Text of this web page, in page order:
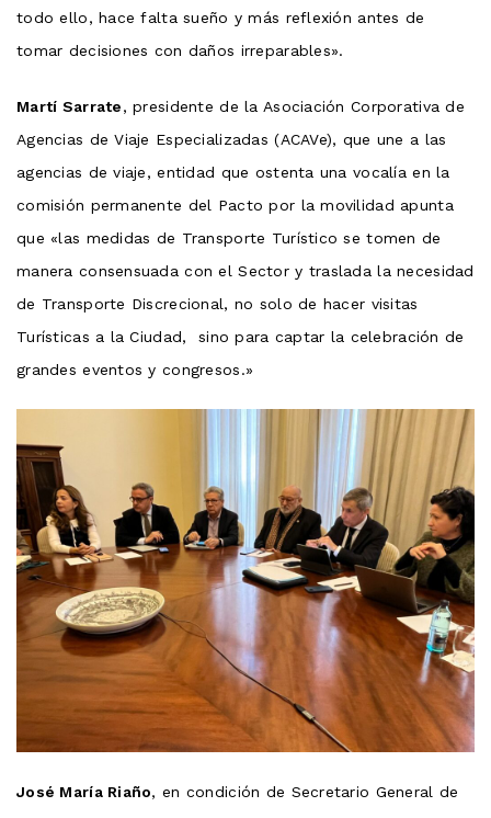
todo ello, hace falta sueño y más reflexión antes de
tomar decisiones con daños irreparables».
Martí Sarrate, presidente de la Asociación Corporativa de
Agencias de Viaje Especializadas (ACAVe), que une a las
agencias de viaje, entidad que ostenta una vocalía en la
comisión permanente del Pacto por la movilidad apunta
que «las medidas de Transporte Turístico se tomen de
manera consensuada con el Sector y traslada la necesidad
de Transporte Discrecional, no solo de hacer visitas
Turísticas a la Ciudad, sino para captar la celebración de
grandes eventos y congresos.»
José María Riaño, en condición de Secretario General de